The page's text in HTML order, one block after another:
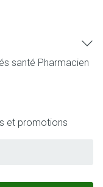
santé Pharmacien
et promotions